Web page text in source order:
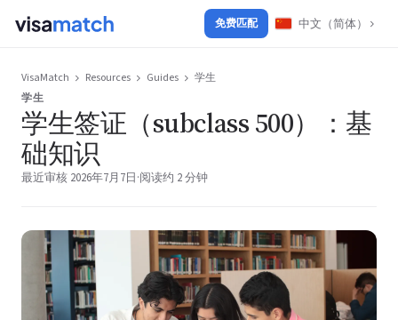
免费匹配 中文（简体）
VisaMatch Resources Guides
学生
学生
学生签证（subclass 500）：基
础知识
最近审核 2026年7月7日·阅读约 2 分钟